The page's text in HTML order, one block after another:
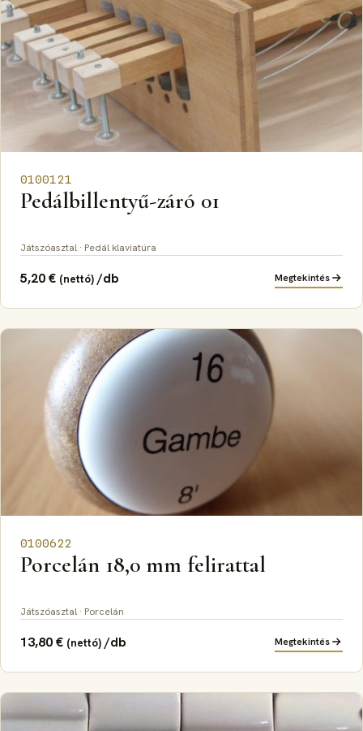
0100121
Pedálbillentyű-záró 01
Játszóasztal · Pedál klaviatúra
5,20€ (nettó) /db Megtekintés
0100622
Porcelán 18,0 mm felirattal
Játszóasztal · Porcelán
13,80€ (nettó) /db Megtekintés